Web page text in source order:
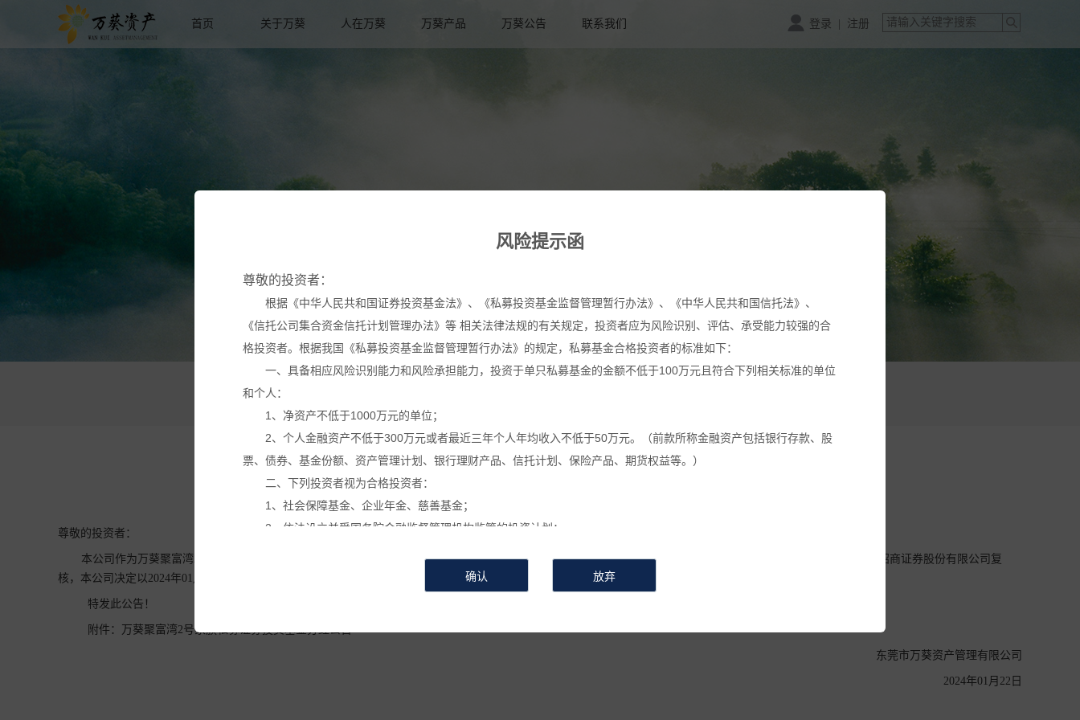
首页 关于万葵 人在万葵 万葵产品 万葵公告 联系我们 登录 注册
风险提示函
尊敬的投资者：
根据《中华人民共和国证券投资基金法》、《私募投资基金监督管理暂行办法》、《中华人民共和国信托法》、
《信托公司集合资金信托计划管理办法》等 相关法律法规的有关规定，投资者应为风险识别、评估、承受能力较强的合
格投资者。根据我国《私募投资基金监督管理暂行办法》的规定，私募基金合格投资者的标准如下：
一、具备相应风险识别能力和风险承担能力，投资于单只私募基金的金额不低于100万元且符合下列相关标准的单位
和个人：
1、净资产不低于1000万元的单位；
2、个人金融资产不低于300万元或者最近三年个人年均收入不低于50万元。（前款所称金融资产包括银行存款、股
票、债券、基金份额、资产管理计划、银行理财产品、信托计划、保险产品、期货权益等。）
二、下列投资者视为合格投资者：
1、社会保障基金、企业年金、慈善基金；
2、依法设立并受国务院金融监督管理机构监管的投资计划；
本网站所载的各种信息和数据等仅供参考, 并不构成广告或销售要约, 或买入任何证券、基金或其它投资工具的建
关于万葵聚富湾2号家族私募证券投资基金分红公告
时间：2024-01-22
尊敬的投资者：
本公司作为万葵聚富湾2号 家族私募证券投资基金（以下简称“本基金”）的管理人，根据《万葵 聚富湾2号家族私募证券投资基金合同》的约定，经本基金的托管人招商证券股份有限公司复
核，本公司决定以2024年01月19日为基准日进行收益分配。
特发此公告！
附件： 万葵聚富湾2号家族私募证券投资基金分红公告
东莞市万葵资产管理有限公司
2024年01月22日